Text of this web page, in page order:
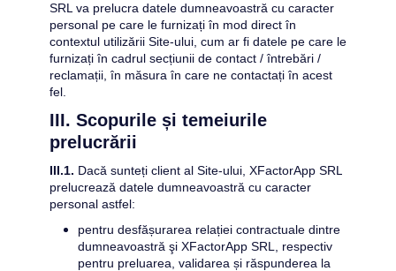
SRL va prelucra datele dumneavoastră cu caracter
personal pe care le furnizați în mod direct în
contextul utilizării Site-ului, cum ar fi datele pe care le
furnizați în cadrul secțiunii de contact / întrebări /
reclamații, în măsura în care ne contactați în acest
fel.
III. Scopurile și temeiurile
prelucrării
III.1. Dacă sunteți client al Site-ului, XFactorApp SRL
prelucrează datele dumneavoastră cu caracter
personal astfel:
pentru desfășurarea relației contractuale dintre
dumneavoastră şi XFactorApp SRL
, respectiv
pentru preluarea, validarea și răspunderea la